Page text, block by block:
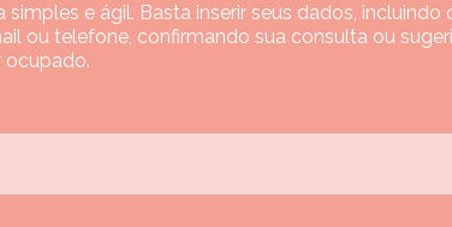
e ágil. Basta inserir seus dados, incluindo
ou telefone, confirmando sua consulta ou
ocupado.